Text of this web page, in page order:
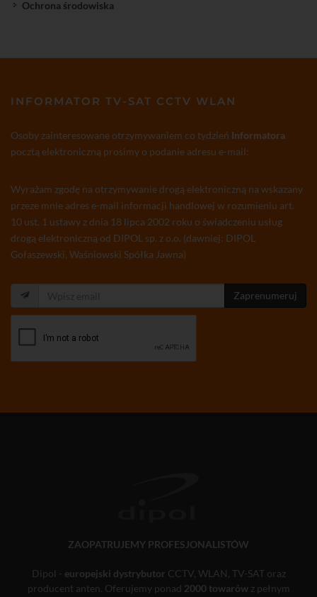
Ochrona środowiska
INFORMATOR TV-SAT CCTV WLAN
Osoby zainteresowane otrzymywaniem co tydzień Informatora
pocztą elektroniczną prosimy o podanie adresu e-mail:
Wyrażam zgodę na otrzymywanie drogą elektroniczną na wskazany
przeze mnie adres e-mail informacji handlowej w rozumieniu art.
10 ust. 1 ustawy z dnia 18 lipca 2002 roku o świadczeniu usług
drogą elektroniczną od DIPOL sp. z o.o. (dawniej: DIPOL
Gołaszewski, Waśniowski Spółka Jawna)
Zaprenumeruj
ZAOPATRUJEMY PROFESJONALISTÓW
Dipol - europejski dystrybutor CCTV, WLAN, TV-SAT oraz
producent anten. Oferujemy ponad 2000 towarówz pełnym